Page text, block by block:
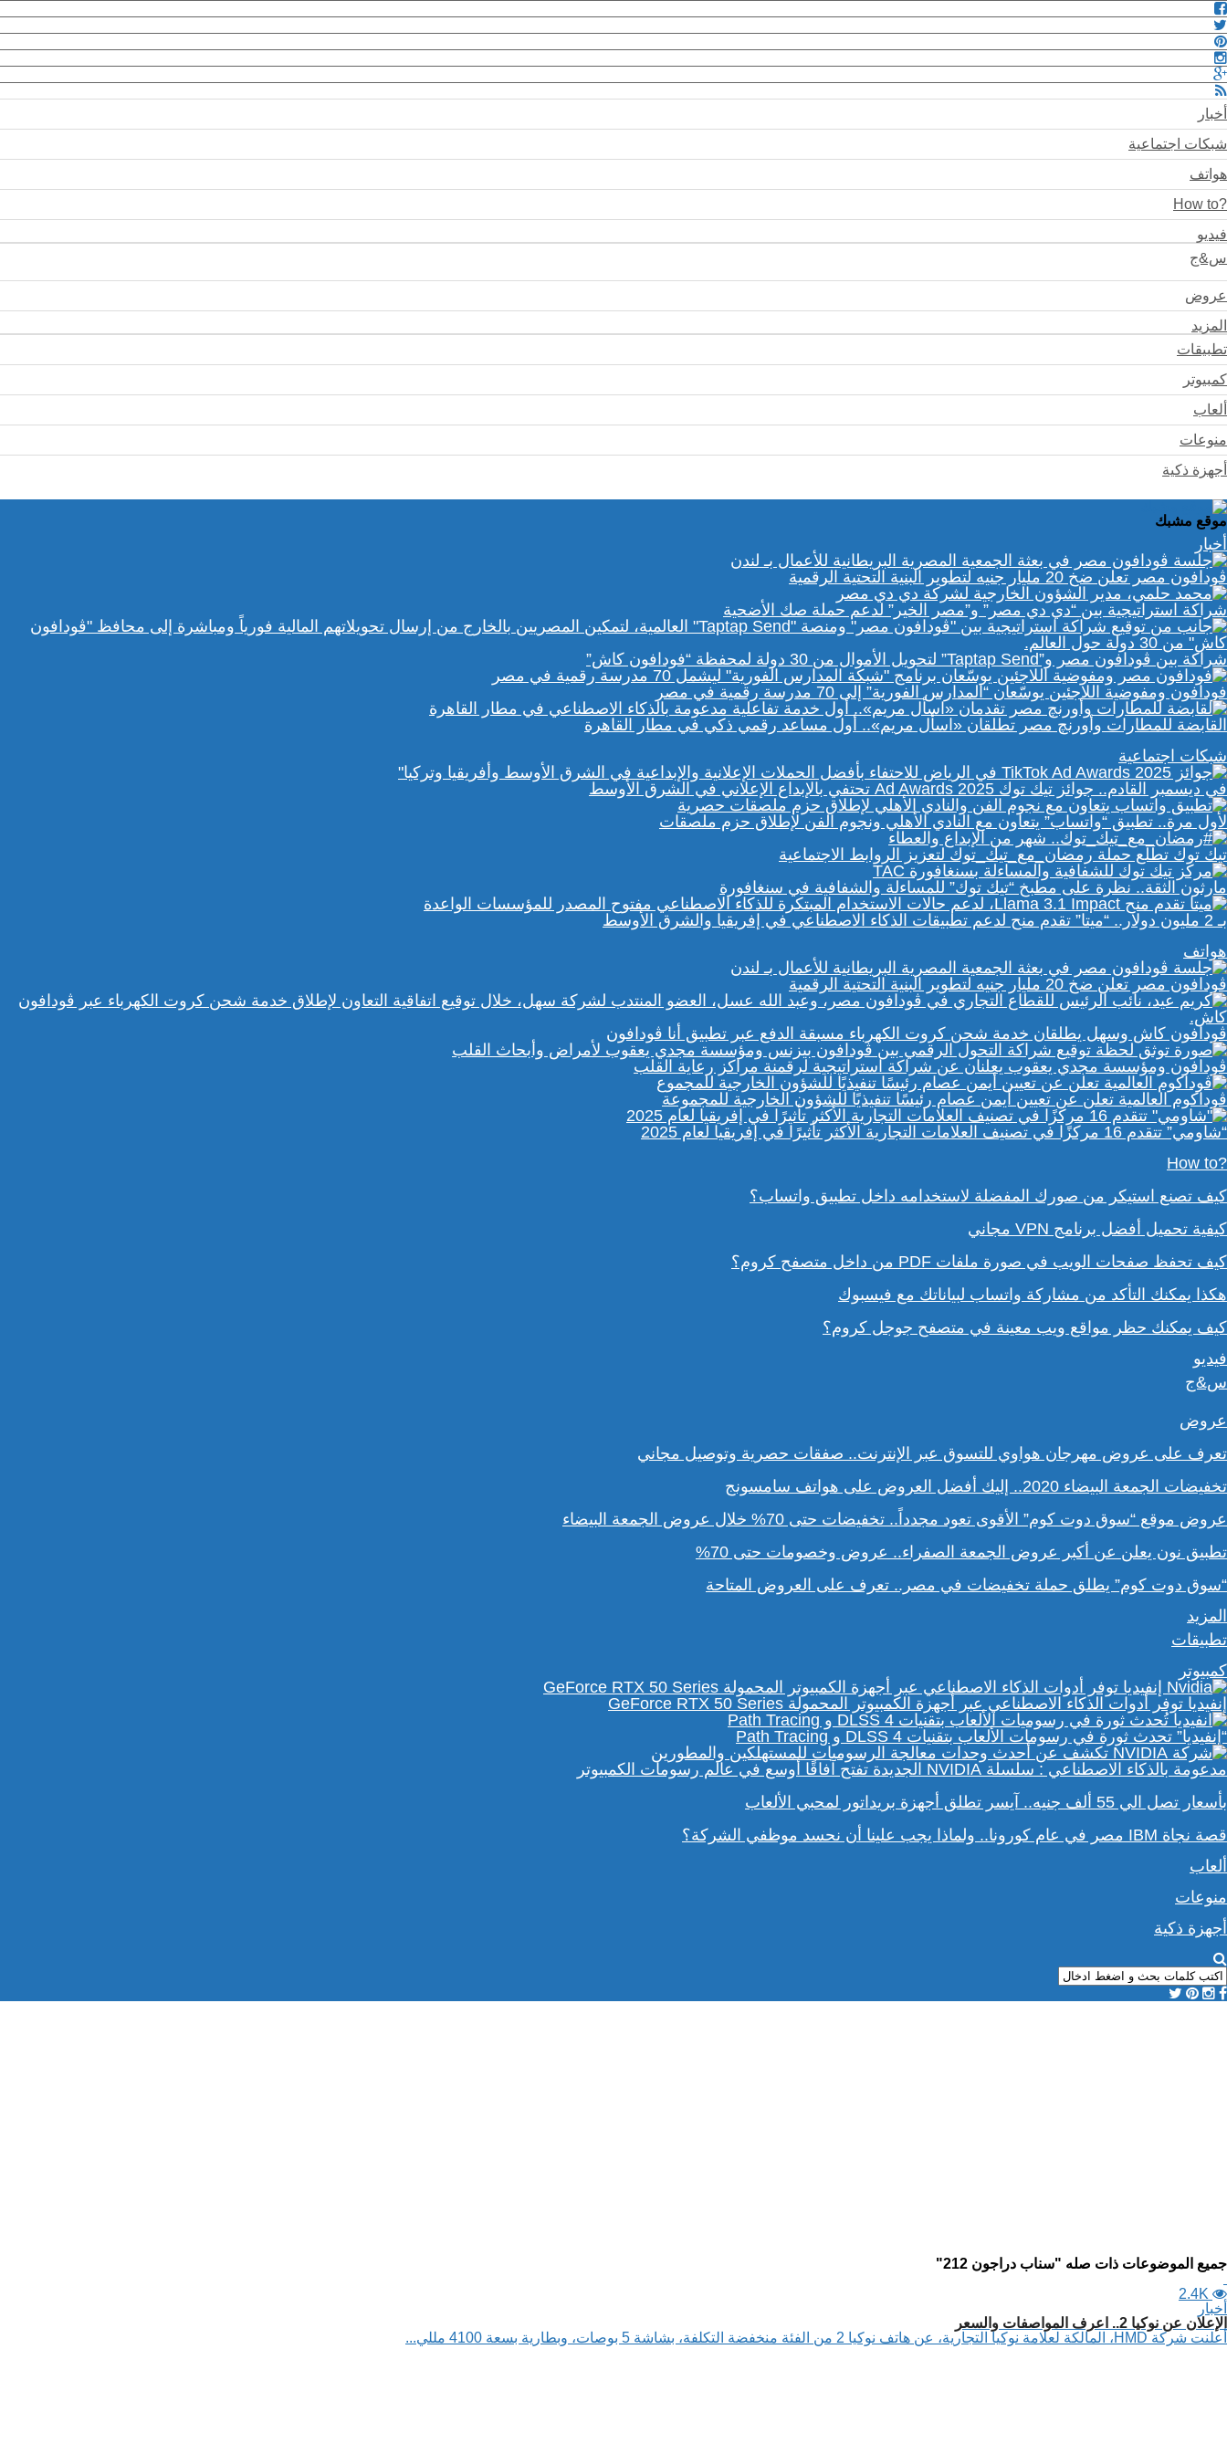
أخبار
شبكات اجتماعية
هواتف
?How to
فيديو
س&ج
عروض
المزيد
تطبيقات
كمبيوتر
ألعاب
منوعات
أجهزة ذكية
موقع مشبك
أخبار
ڤودافون مصر تعلن ضخ 20 مليار جنيه لتطوير البنية التحتية الرقمية
شراكة استراتيجية بين “دي دي مصر” و”مصر الخير” لدعم حملة صك الأضحية
شراكة بين ڤودافون مصر و”Taptap Send” لتحويل الأموال من 30 دولة لمحفظة “فودافون كاش”
فودافون ومفوضية اللاجئين يوسّعان “المدارس الفورية” إلى 70 مدرسة رقمية في مصر
القابضة للمطارات وأورنچ مصر تطلقان «اسأل مريم».. أول مساعد رقمي ذكي في مطار القاهرة
شبكات اجتماعية
في ديسمبر القادم.. جوائز تيك توك Ad Awards 2025 تحتفي بالإبداع الإعلاني في الشرق الأوسط
لأول مرة.. تطبيق “واتساب” يتعاون مع النادي الأهلي ونجوم الفن لإطلاق حزم ملصقات
تيك توك تطلع حملة رمضان_مع_تيك_توك لتعزيز الروابط الاجتماعية
مارثون الثقة.. نظرة على مطبخ “تيك توك” للمساءلة والشفافية في سنغافورة
بـ 2 مليون دولار.. “ميتا” تقدم منح لدعم تطبيقات الذكاء الاصطناعي في إفريقيا والشرق الأوسط
هواتف
ڤودافون مصر تعلن ضخ 20 مليار جنيه لتطوير البنية التحتية الرقمية
ڤودافون كاش وسهل يطلقان خدمة شحن كروت الكهرباء مسبقة الدفع عبر تطبيق أنا ڤودافون
ڤودافون ومؤسسة مجدي يعقوب يعلنان عن شراكة استراتيجية لرقمنة مراكز رعاية القلب
ڤوداكوم العالمية تعلن عن تعيين أيمن عصام رئيسًا تنفيذيًا للشؤون الخارجية للمجموعة
“شاومي” تتقدم 16 مركزًا في تصنيف العلامات التجارية الأكثر تأثيرًا في إفريقيا لعام 2025
?How to
كيف تصنع استيكر من صورك المفضلة لاستخدامه داخل تطبيق واتساب؟
كيفية تحميل أفضل برنامج VPN مجاني
كيف تحفظ صفحات الويب في صورة ملفات PDF من داخل متصفح كروم؟
هكذا يمكنك التأكد من مشاركة واتساب لبياناتك مع فيسبوك
كيف يمكنك حظر مواقع ويب معينة في متصفح جوجل كروم؟
فيديو
س&ج
عروض
تعرف على عروض مهرجان هواوي للتسوق عبر الإنترنت.. صفقات حصرية وتوصيل مجاني
تخفيضات الجمعة البيضاء 2020.. إليك أفضل العروض على هواتف سامسونج
عروض موقع “سوق دوت كوم” الأقوى تعود مجدداً.. تخفيضات حتى 70% خلال عروض الجمعة البيضاء
تطبيق نون يعلن عن أكبر عروض الجمعة الصفراء.. عروض وخصومات حتى 70%
“سوق دوت كوم” يطلق حملة تخفيضات في مصر.. تعرف على العروض المتاحة
المزيد
تطبيقات
كمبيوتر
إنفيديا توفر أدوات الذكاء الاصطناعي عبر أجهزة الكمبيوتر المحمولة GeForce RTX 50 Series
“إنفيديا” تحدث ثورة في رسومات الألعاب بتقنيات DLSS 4 و Path Tracing
مدعومة بالذكاء الاصطناعي : سلسلة NVIDIA الجديدة تفتح آفاقًا أوسع في عالم رسومات الكمبيوتر
بأسعار تصل الي 55 ألف جنيه.. آيسر تطلق أجهزة بريداتور لمحبي الألعاب
قصة نجاة IBM مصر في عام كورونا.. ولماذا يجب علينا أن نحسد موظفي الشركة؟
ألعاب
منوعات
أجهزة ذكية
جميع الموضوعات ذات صله "سناب دراجون 212"
2.4K
أخبار
الإعلان عن نوكيا 2.. اعرف المواصفات والسعر
أعلنت شركة HMD، المالكة لعلامة نوكيا التجارية، عن هاتف نوكيا 2 من الفئة منخفضة التكلفة، بشاشة 5 بوصات، وبطارية بسعة 4100 مللي...